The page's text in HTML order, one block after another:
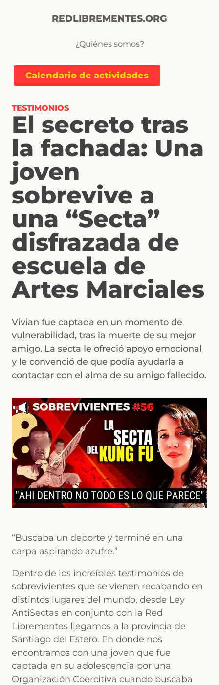
REDLIBREMENTES.ORG
¿Quiénes somos?
Calendario de actividades
TESTIMONIOS
El secreto tras
la fachada: Una
joven
sobrevive a
una “Secta”
disfrazada de
escuela de
Artes Marciales
Vivian fue captada en un momento de
vulnerabilidad, tras la muerte de su mejor
amigo. La secta le ofreció apoyo emocional
y le convenció de que podía ayudarla a
contactar con el alma de su amigo fallecido.
“Buscaba un deporte y terminé en una
carpa aspirando azufre.”
Dentro de los increíbles testimonios de
sobrevivientes que se vienen recabando en
distintos lugares del mundo, desde Ley
AntiSectas en conjunto con la Red
Librementes llegamos a la provincia de
Santiago del Estero. En donde nos
encontramos con una joven que fue
captada en su adolescencia por una
Organización Coercitiva cuando buscaba